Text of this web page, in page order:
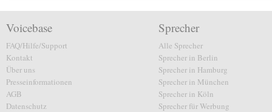
Voicebase
FAQ/Hilfe/Support
Kontakt
Über uns
Presseinformationen
AGB
Datenschutz
Sprecher
Alle Sprecher
Sprecher in Berlin
Sprecher in Hamburg
Sprecher in München
Sprecher in Köln
Sprecher für Werbung